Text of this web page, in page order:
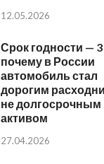
12.05.2026
Срок годности — 3
почему в России
автомобиль стал
дорогим
не долгосрочным
активом
27.04.2026